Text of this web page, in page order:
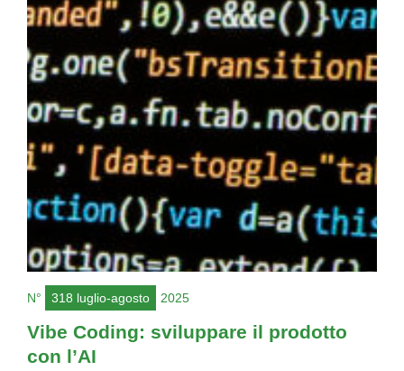
N° 318 luglio-agosto 2025
Vibe Coding: sviluppare il prodotto
con l’AI